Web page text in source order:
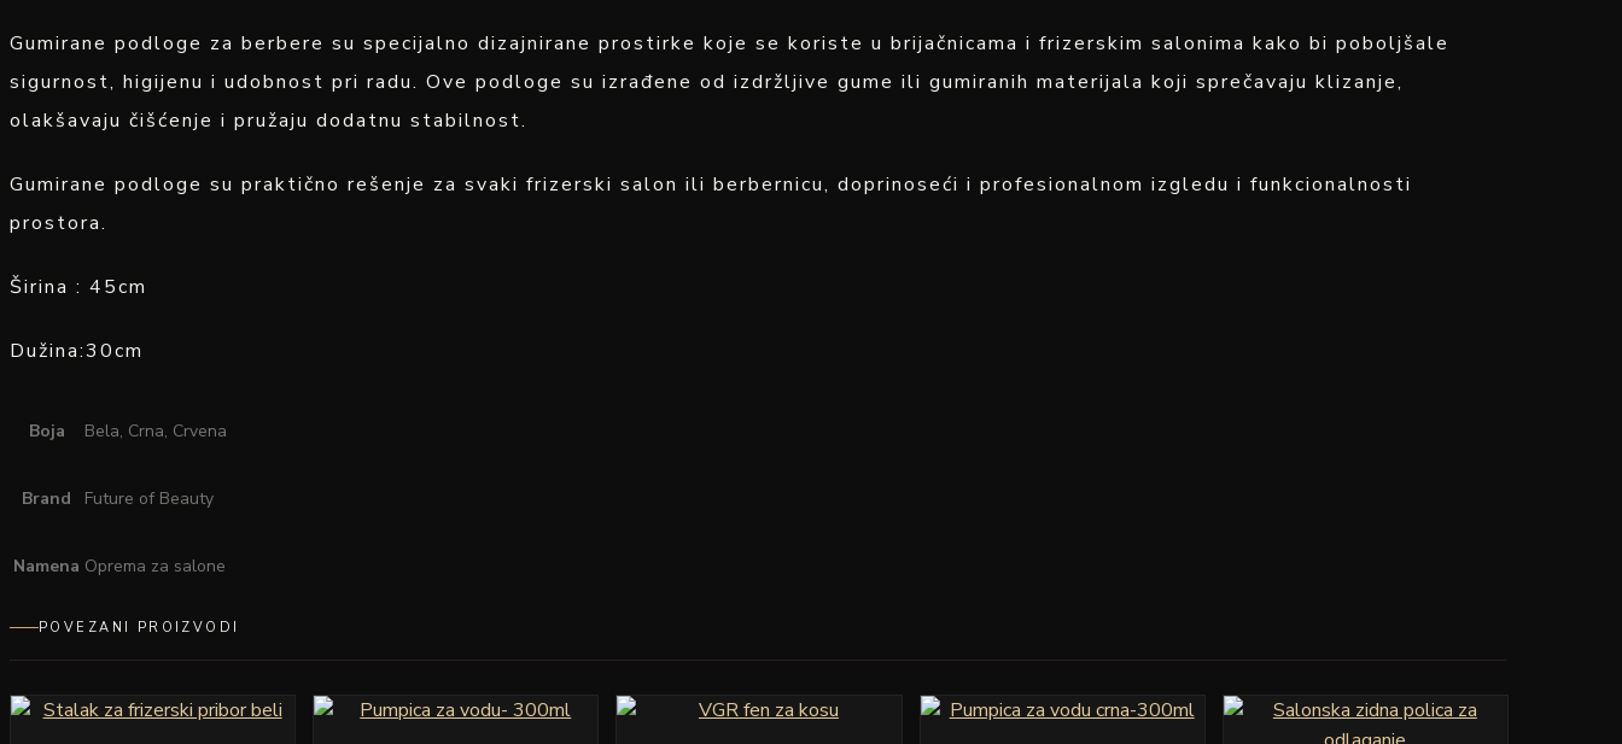
Gumirane podloge za berbere su specijalno dizajnirane prostirke koje se koriste u brijačnicama i frizerskim salonima kako bi poboljšale
sigurnost, higijenu i udobnost pri radu. Ove podloge su izrađene od izdržljive gume ili gumiranih materijala koji sprečavaju klizanje,
olakšavaju čišćenje i pružaju dodatnu stabilnost.
Gumirane podloge su praktično rešenje za svaki frizerski salon ili berbernicu, doprinoseći i profesionalnom izgledu i funkcionalnosti
prostora.
Širina : 45cm
Dužina:30cm
Boja Bela, Crna, Crvena
Brand Future of Beauty
Namena Oprema za salone
POVEZANI PROIZVODI